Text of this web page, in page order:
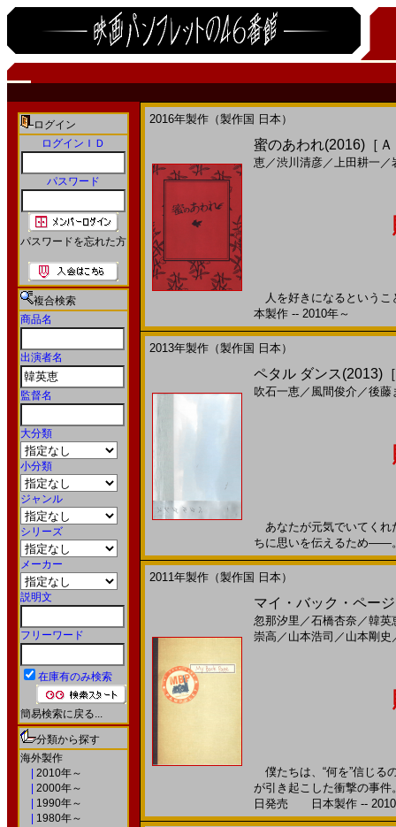
ログイン
ログインＩＤ
パスワード
パスワードを忘れた方
複合検索
商品名
出演者名
監督名
大分類
小分類
ジャンル
シリーズ
メーカー
説明文
フリーワード
在庫有のみ検索
簡易検索に戻る...
分類から探す
海外製作
2010年～
2000年～
1990年～
1980年～
2016年製作（製作国 日本）
蜜のあわれ(2016)［
恵／渋川清彦／上田耕一 ／
人を好きになるという
本製作 -- 2010年～
2013年製作（製作国 日本）
ペタル ダンス(2013)
吹石一恵／ 風間俊介 ／後藤
あなたが元気でいてくれ
ちに思いを伝えるため
2011年製作（製作国 日本）
マイ・バック・ペー
忽那汐里 ／石橋杏奈 ／韓英
崇高／ 山本浩司 ／ 山本剛史
僕たちは、“何を”信じる
が引き起こした衝撃の事
日発売 日本製作 -- 2010